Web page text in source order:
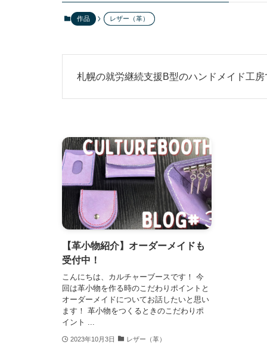
作品 レザー（革）
札幌の就労継続支援B型のハンドメイド工
【革小物紹介】オーダーメイドも
受付中！
こんにちは、カルチャーブースです！ 今
回は革小物を作る時のこだわりポイントと
オーダーメイドについてお話したいと思い
ます！ 革小物をつくるときのこだわりポ
イント ...
2023年10月3日 レザー（革）